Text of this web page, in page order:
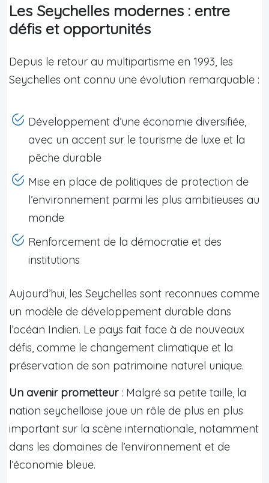
Les Seychelles modernes : entre
défis et opportunités
Depuis le retour au multipartisme en 1993, les
Seychelles ont connu une évolution remarquable :
Développement d’une économie diversifiée,
avec un accent sur le tourisme de luxe et la
pêche durable
Mise en place de politiques de protection de
l’environnement parmi les plus ambitieuses au
monde
Renforcement de la démocratie et des
institutions
Aujourd’hui, les Seychelles sont reconnues comme
un modèle de développement durable dans
l’océan Indien. Le pays fait face à de nouveaux
défis, comme le changement climatique et la
préservation de son patrimoine naturel unique.
Un avenir prometteur: Malgré sa petite taille, la
nation seychelloise joue un rôle de plus en plus
important sur la scène internationale, notamment
dans les domaines de l’environnement et de
l’économie bleue.